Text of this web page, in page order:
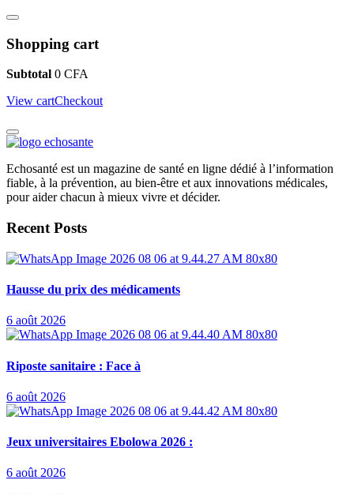
Shopping cart
Subtotal 0 CFA
View cartCheckout
Echosanté est un magazine de santé en ligne dédié à l’information
fiable, à la prévention, au bien-être et aux innovations médicales,
pour aider chacun à mieux vivre et décider.
Recent Posts
Hausse du prix des médicaments
6 août 2026
Riposte sanitaire : Face à
6 août 2026
Jeux universitaires Ebolowa 2026 :
6 août 2026